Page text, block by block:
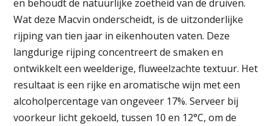
en behoudt de natuurlijke zoetheid van de druiven.
Wat deze Macvin onderscheidt, is de uitzonderlijke
rijping van tien jaar in eikenhouten vaten. Deze
langdurige rijping concentreert de smaken en
ontwikkelt een weelderige, fluweelzachte textuur. Het
resultaat is een rijke en aromatische wijn met een
alcoholpercentage van ongeveer 17%. Serveer bij
voorkeur licht gekoeld, tussen 10 en 12°C, om de